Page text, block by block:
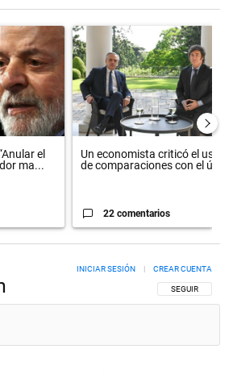
con el título "Tensión Lula-Milei: “Anular
el
ma...
Un artículo de tendencia con el
Un economista criticó el uso
de comparaciones con el úl...
22 comentarios
SIGA ESTA
SEGUIR
INICIAR SESIÓN CREAR CUENTA